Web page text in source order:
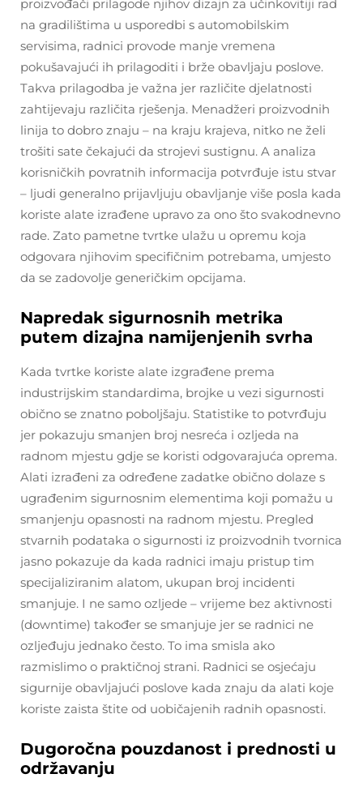
proizvođači prilagode njihov dizajn za učinkovitiji rad
na gradilištima u usporedbi s automobilskim
servisima, radnici provode manje vremena
pokušavajući ih prilagoditi i brže obavljaju poslove.
Takva prilagodba je važna jer različite djelatnosti
zahtijevaju različita rješenja. Menadžeri proizvodnih
linija to dobro znaju – na kraju krajeva, nitko ne želi
trošiti sate čekajući da strojevi sustignu. A analiza
korisničkih povratnih informacija potvrđuje istu stvar
– ljudi generalno prijavljuju obavljanje više posla kada
koriste alate izrađene upravo za ono što svakodnevno
rade. Zato pametne tvrtke ulažu u opremu koja
odgovara njihovim specifičnim potrebama, umjesto
da se zadovolje generičkim opcijama.
Napredak sigurnosnih metrika
putem dizajna namijenjenih svrha
Kada tvrtke koriste alate izgrađene prema
industrijskim standardima, brojke u vezi sigurnosti
obično se znatno poboljšaju. Statistike to potvrđuju
jer pokazuju smanjen broj nesreća i ozljeda na
radnom mjestu gdje se koristi odgovarajuća oprema.
Alati izrađeni za određene zadatke obično dolaze s
ugrađenim sigurnosnim elementima koji pomažu u
smanjenju opasnosti na radnom mjestu. Pregled
stvarnih podataka o sigurnosti iz proizvodnih tvornica
jasno pokazuje da kada radnici imaju pristup tim
specijaliziranim alatom, ukupan broj incidenti
smanjuje. I ne samo ozljede – vrijeme bez aktivnosti
(downtime) također se smanjuje jer se radnici ne
ozljeđuju jednako često. To ima smisla ako
razmislimo o praktičnoj strani. Radnici se osjećaju
sigurnije obavljajući poslove kada znaju da alati koje
koriste zaista štite od uobičajenih radnih opasnosti.
Dugoročna pouzdanost i prednosti u
održavanju